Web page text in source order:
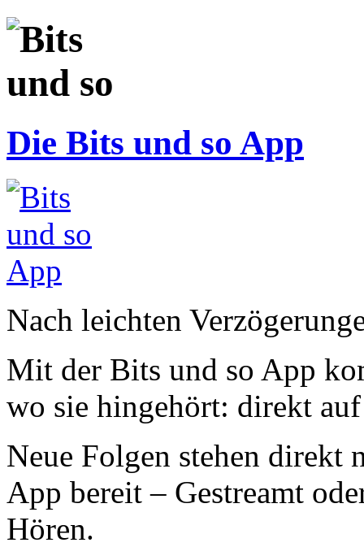
Die Bits und so App
Nach leichten
Mit der Bits und so App
wo sie hingehört: direkt
Neue Folgen stehen direkt
App bereit – Gestreamt
Hören.